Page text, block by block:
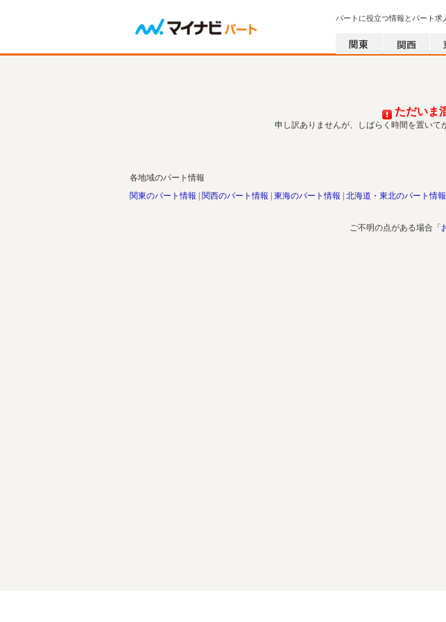
パートに役立つ情報とパート求
ただいま
申し訳ありませんが、しばらく時間を置いて
各地域のパート情報
関東のパート情報
関西のパート情報 東海のパート情報 北海道・東北のパート情報
ご不明の点がある場合「